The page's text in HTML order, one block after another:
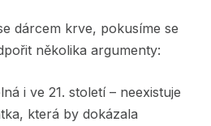
dárcem krve, pokusíme se
několika argumenty:
i ve 21. století – neexistuje
která by dokázala